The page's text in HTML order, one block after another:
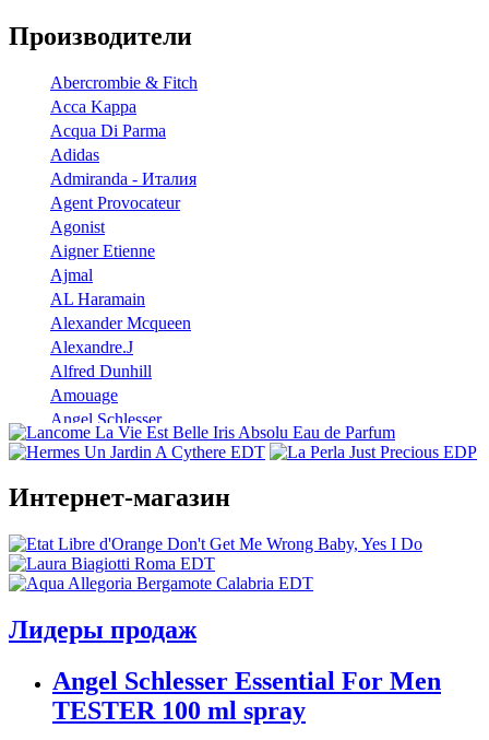
Производители
Abercrombie & Fitch
Acca Kappa
Acqua Di Parma
Adidas
Admiranda - Италия
Agent Provocateur
Agonist
Aigner Etienne
Ajmal
AL Haramain
Alexander Mcqueen
Alexandre.J
Alfred Dunhill
Amouage
Angel Schlesser
Anna Sui
Annick Goutal
Antonio Banderas
Aramis
Armaf
Armand Basi
Azzaro
Baldinini
Banana Republic
Интернет-магазин
Лидеры продаж
Angel Schlesser Essential For Men
TESTER 100 ml spray